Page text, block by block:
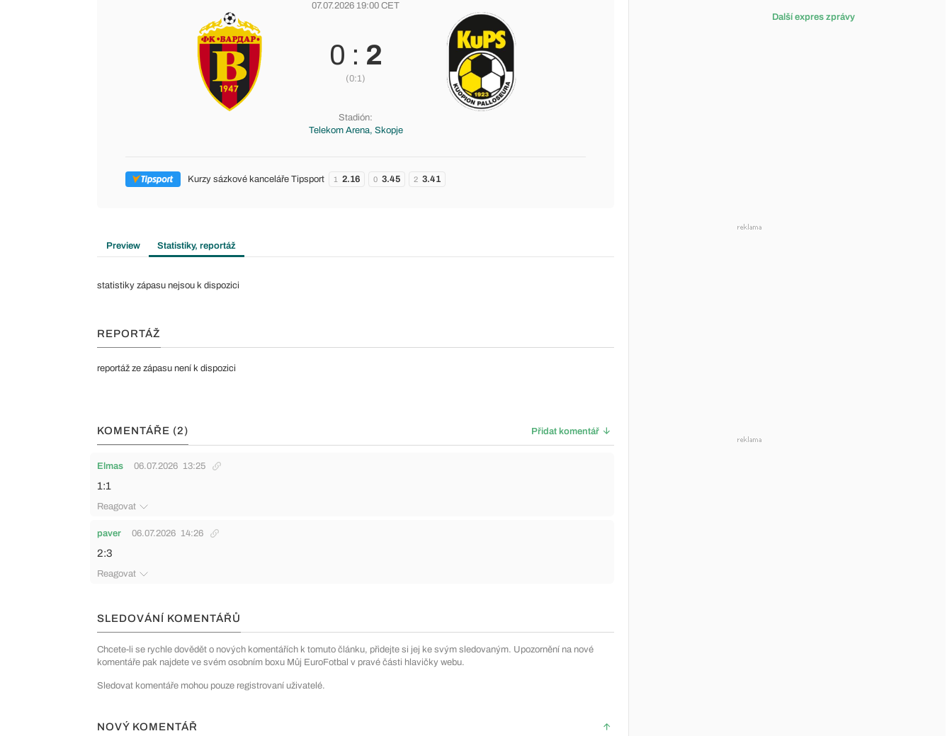
07.07.2026 19:00 CET
0 : 2
(0:1)
Stadión:
Telekom Arena, Skopje
Kurzy sázkové kanceláře Tipsport 1 2.16 0 3.45 2 3.41
Preview Statistiky, reportáž
statistiky zápasu nejsou k dispozici
REPORTÁŽ
reportáž ze zápasu není k dispozici
KOMENTÁŘE (2) Přidat komentář
Elmas 06.07.2026 13:25
1:1
Reagovat
paver 06.07.2026 14:26
2:3
Reagovat
SLEDOVÁNÍ KOMENTÁŘŮ
Chcete-li se rychle dovědět o nových komentářích k tomuto článku, přidejte si jej ke svým sledovaným. Upozornění na nové
komentáře pak najdete ve svém osobním boxu Můj EuroFotbal v pravé části hlavičky webu.
Sledovat komentáře mohou pouze registrovaní uživatelé.
NOVÝ KOMENTÁŘ
Další expres zprávy